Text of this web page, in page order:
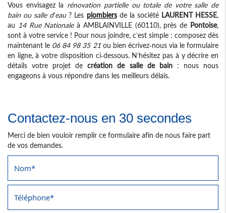
Vous envisagez la rénovation partielle ou totale de votre salle de
bain ou salle d’eau? Les plombiers de la société LAURENT HESSE,
au 14 Rue Nationaleà AMBLAINVILLE (60110), près de Pontoise,
sont à votre service ! Pour nous joindre, c’est simple : composez dès
maintenant le 06 84 98 35 21ou bien écrivez-nous via le formulaire
en ligne, à votre disposition ci-dessous. N’hésitez pas à y décrire en
détails votre projet decréation de salle de bain: nous nous
engageons à vous répondre dans les meilleurs délais.
Contactez-nous en 30 secondes
Merci de bien vouloir remplir ce formulaire afin de nous faire part
de vos demandes.